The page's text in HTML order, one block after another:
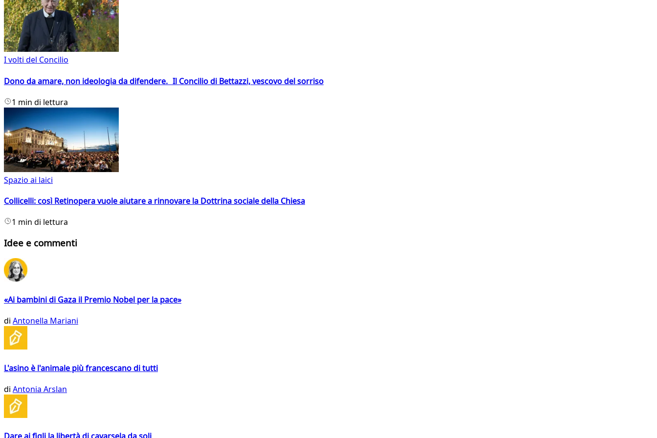
I volti del Concilio
Dono da amare, non ideologia da difendere. Il Concilio di Bettazzi, vescovo del sorriso
1 min di lettura
Spazio ai laici
Collicelli: così Retinopera vuole aiutare a rinnovare la Dottrina sociale della Chiesa
1 min di lettura
Idee e commenti
«Ai bambini di Gaza il Premio Nobel per la pace»
di Antonella Mariani
L'asino è l'animale più francescano di tutti
di Antonia Arslan